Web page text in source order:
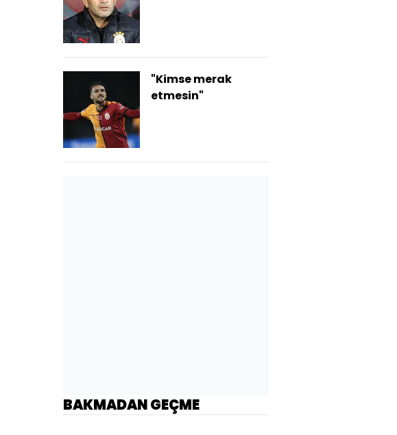
"Kimse merak
etmesin"
BAKMADAN GEÇME